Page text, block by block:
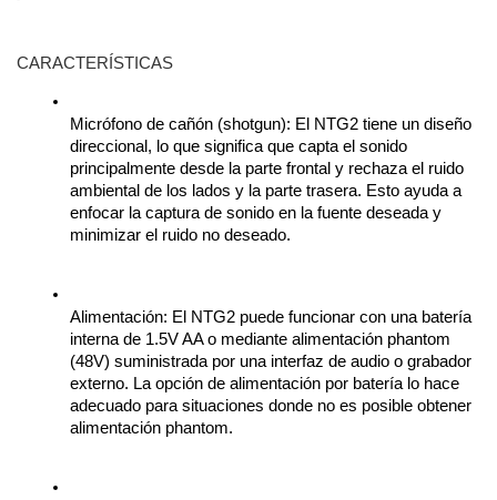
CARACTERÍSTICAS
Micrófono de cañón (shotgun): El NTG2 tiene un diseño
direccional, lo que significa que capta el sonido
principalmente desde la parte frontal y rechaza el ruido
ambiental de los lados y la parte trasera. Esto ayuda a
enfocar la captura de sonido en la fuente deseada y
minimizar el ruido no deseado.
Alimentación: El NTG2 puede funcionar con una batería
interna de 1.5V AA o mediante alimentación phantom
(48V) suministrada por una interfaz de audio o grabador
externo. La opción de alimentación por batería lo hace
adecuado para situaciones donde no es posible obtener
alimentación phantom.